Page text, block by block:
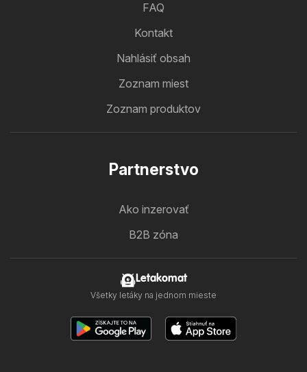
FAQ
Kontakt
Nahlásiť obsah
Zoznam miest
Zoznam produktov
Partnerstvo
Ako inzerovať
B2B zóna
Letakomat
Všetky letáky na jednom mieste